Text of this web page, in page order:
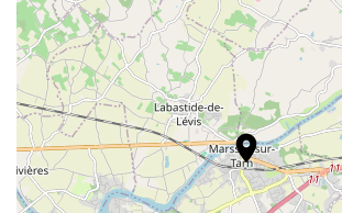
location_on